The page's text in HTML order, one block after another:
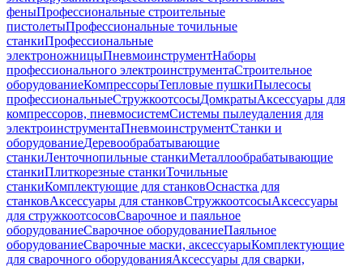
феныПрофессиональные строительные
пистолетыПрофессиональные точильные
станкиПрофессиональные
электроножницыПневмоинструментНаборы
профессионального электроинструментаСтроительное
оборудованиеКомпрессорыТепловые пушкиПылесосы
профессиональныеСтружкоотсосыДомкратыАксессуары для
компрессоров, пневмосистемСистемы пылеудаления для
электроинструментаПневмоинструментСтанки и
оборудованиеДеревообрабатывающие
станкиЛенточнопильные станкиМеталлообрабатывающие
станкиПлиткорезные станкиТочильные
станкиКомплектующие для станковОснастка для
станковАксессуары для станковСтружкоотсосыАксессуары
для стружкоотсосовСварочное и паяльное
оборудованиеСварочное оборудованиеПаяльное
оборудованиеСварочные маски, аксессуарыКомплектующие
для сварочного оборудованияАксессуары для сварки,